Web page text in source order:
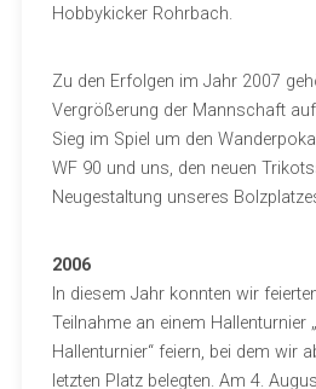
Hobbykicker Rohrbach.
Zu den Erfolgen im Jahr 2007
Vergrößerung der Mannschaft
Sieg im Spiel um den
WF 90 und uns, den neuen
Neugestaltung unseres
2006
In diesem Jahr konnten wir
Teilnahme an einem Hallenturnier
Hallenturnier“ feiern, bei dem wir
letzten Platz belegten. Am 4.